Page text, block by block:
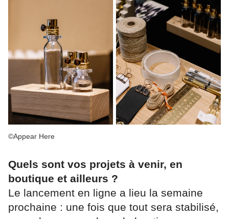
©Appear Here
Quels sont vos projets à venir, en
boutique et ailleurs ?
Le lancement en ligne a lieu la semaine
prochaine : une fois que tout sera stabilisé,